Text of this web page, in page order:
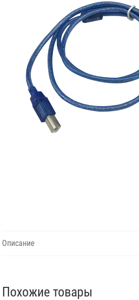
Описание
Похожие товары